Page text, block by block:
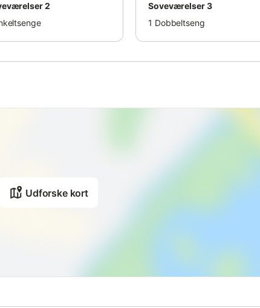
2
Soveværelser 3
1 Dobbeltseng
Udforske kort